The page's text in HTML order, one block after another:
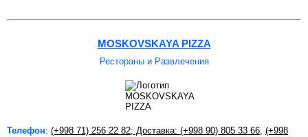
MOSKOVSKAYA PIZZA
Рестораны и Развлечения
Телефон: (+998 71) 256 22 82; Доставка: (+998 90) 805 33 66, (+998